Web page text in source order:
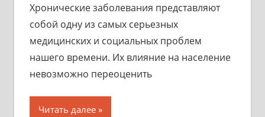
Хронические заболевания представляют
собой одну из самых серьезных
медицинских и социальных проблем
нашего времени. Их влияние на население
невозможно переоценить
Читать далее